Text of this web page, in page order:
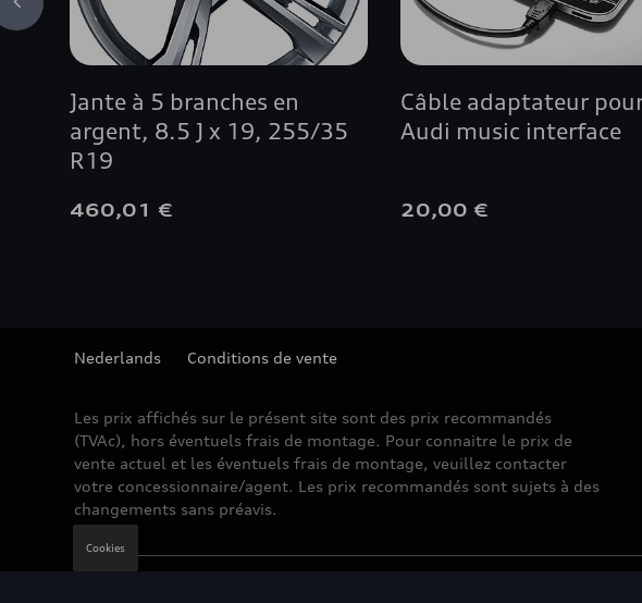
Jante à 5 branches en
argent, 8.5 J x 19, 255/35
R19
460,01 €
Câble adaptateur
Audi music interface
20,00 €
Nederlands Conditions de vente
Les prix affichés sur le présent site sont des prix recommandés
(TVAc), hors éventuels frais de montage. Pour connaitre le prix de
vente actuel et les éventuels frais de montage, veuillez contacter
votre concessionnaire/agent. Les prix recommandés sont sujets à des
changements sans préavis.
Cookies